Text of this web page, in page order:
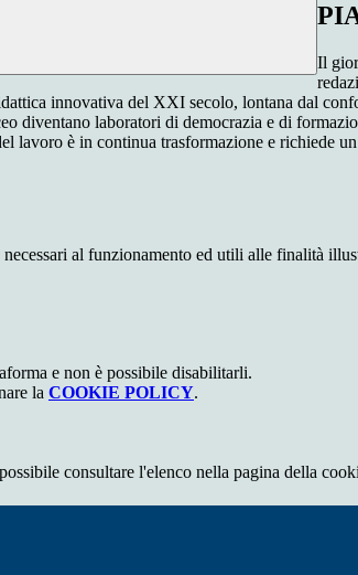
Il
innovativa del XXI secolo, lontana dal
diventano laboratori di democrazia e di
lavoro è in continua trasformazione e richiede
al funzionamento ed utili alle finalità
e non è possibile disabilitarli.
la COOKIE POLICY.
consultare l'elenco nella pagina della